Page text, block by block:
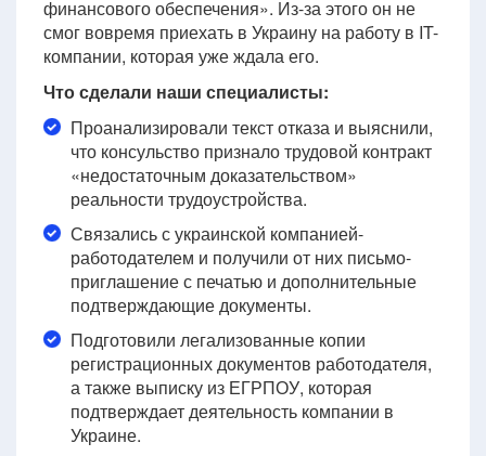
финансового обеспечения». Из-за этого он не
смог вовремя приехать в Украину на работу в IT-
компании, которая уже ждала его.
Что сделали наши специалисты:
Проанализировали текст отказа и выяснили,
что консульство признало трудовой контракт
«недостаточным доказательством»
реальности трудоустройства.
Связались с украинской компанией-
работодателем и получили от них письмо-
приглашение с печатью и дополнительные
подтверждающие документы.
Подготовили легализованные копии
регистрационных документов работодателя,
а также выписку из ЕГРПОУ, которая
подтверждает деятельность компании в
Украине.